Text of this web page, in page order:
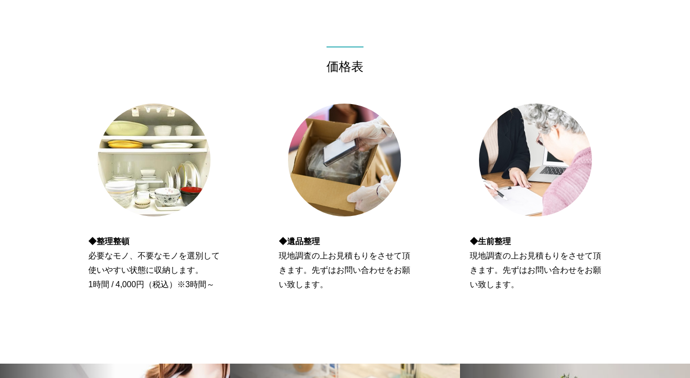
価格表
◆整理整頓
必要なモノ、不要なモノを選別して
使いやすい状態に収納します。
1時間 / 4,000円（税込）※3時間～
◆遺品整理
現地調査の上お見積もりをさせて頂
きます。先ずはお問い合わせをお願
い致します。
◆生前整理
現地調査の上お見積もりをさせて頂
きます。先ずはお問い合わせをお願
い致します。